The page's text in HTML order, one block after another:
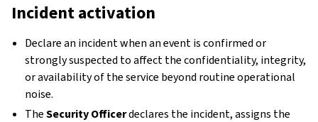
Incident activation
Declare an incident when an event is confirmed or
strongly suspected to affect the confidentiality, integrity,
or availability of the service beyond routine operational
noise.
TheSecurity Officerdeclares the incident, assigns the